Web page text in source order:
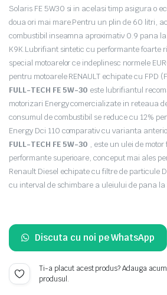
Solaris FE 5W30 si in acelasi timp asigura o
doua ori mai mare.Pentru un plin de 60 litri,
combustibil inseamna aproximativ 0.9 pana
K9K.Lubrifiant sintetic cu performante foarte
special motoarelor ce indeplinesc normele
pentru motoarele RENAULT echipate cu FPD
FULL-TECH FE 5W-30 este lubrifiantul
motorizari Energy comercializate in reteaua
consumul de combustibil se reduce cu 12%
Energy Dci 110 comparativ cu varianta
FULL-TECH FE 5W-30 , este un ulei de
performante superioare, conceput mai ales
Renault Diesel echipate cu filtre de particule
cu interval de schimbare a uleiului de pana
Discuta cu noi pe WhatsApp
Ti-a placut acest produs? Adauga
produsul.